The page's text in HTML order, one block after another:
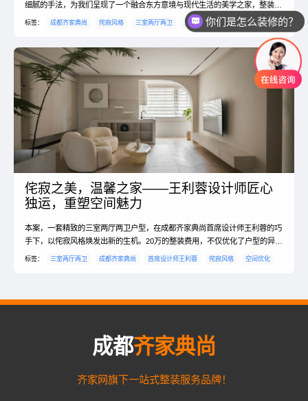
细腻的手法，为我们呈现了一个融合东方意境与现代生活的美学之家，整装费
用40万，户型方正，采光良好，南北通透，每一处细节都彰显着设计师的匠心
标签： 成都齐家典尚 侘寂风格 三室两厅两卫 东方美学 空间改造
侘寂之美，温馨之家——王利蓉设计师匠心
独运，重塑空间魅力
本案，一套精致的三室两厅两卫户型，在成都齐家典尚首席设计师王利蓉的巧
手下，以侘寂风格焕发出新的生机。20万的整装费用，不仅优化了户型的异形
空间，更提升了整体的空间利用率，让家更加温馨舒适。
标签： 三室两厅两卫 成都齐家典尚 首席设计师王利蓉 侘寂风格 空间优化
成都齐家典尚
齐家网旗下一站式整装服务品牌！
你们是怎么装修的？
你们是怎么收费的？